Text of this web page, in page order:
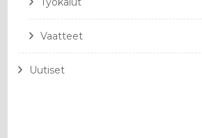
Vaatteet
Uutiset